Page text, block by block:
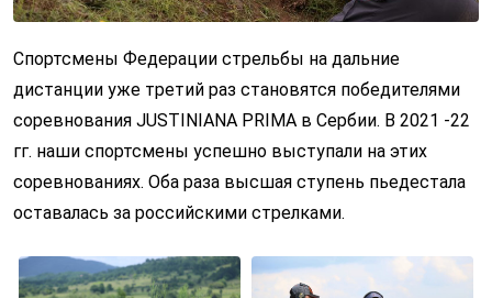
Спортсмены Федерации стрельбы на дальние
дистанции уже третий раз становятся победителями
соревнования JUSTINIANA PRIMA в Сербии. В 2021 -22
гг. наши спортсмены успешно выступали на этих
соревнованиях. Оба раза высшая ступень пьедестала
оставалась за российскими стрелками.